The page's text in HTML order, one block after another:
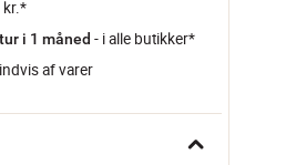
kr.*
i 1 måned - i alle butikker*
af varer